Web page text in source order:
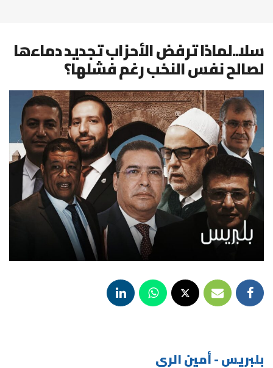
سلا..لماذا ترفض الأحزاب تجديد دماءها
لصالح نفس النخب رغم فشلها؟
بلبريس - أمين الري